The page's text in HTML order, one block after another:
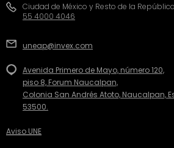
Ciudad de México y Resto de la República
55 4000 4046
uneap@invex.com
Avenida Primero de Mayo, número 120,
piso 8, Forum Naucalpan,
Colonia San Andrés Atoto, Naucalpan,
53500.
Aviso UNE